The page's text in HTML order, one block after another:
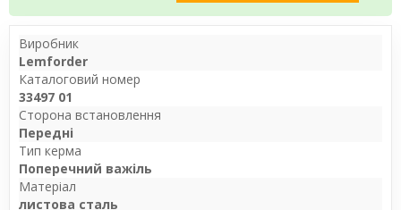
Виробник
Lemforder
Каталоговий номер
33497 01
Сторона встановлення
Передні
Тип керма
Поперечний важіль
Матеріал
листова сталь